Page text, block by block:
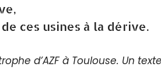
ces usines à la dérive.
d’AZF à Toulouse. Un